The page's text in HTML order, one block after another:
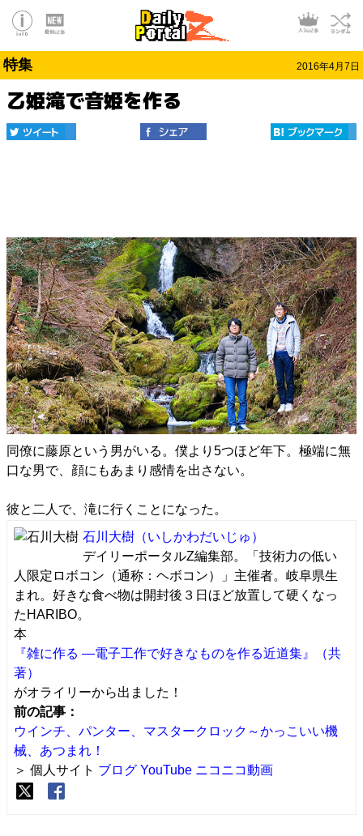
特集 2016年4月7日
乙姫滝で音姫を作る
同僚に藤原という男がいる。僕より5つほど年下。極端に無
口な男で、顔にもあまり感情を出さない。
彼と二人で、滝に行くことになった。
石川大樹 （いしかわだいじゅ）
デイリーポータルZ編集部。「技術力の低い
人限定ロボコン（通称：ヘボコン）」主催者。岐阜県生
まれ。好きな食べ物は開封後３日ほど放置して硬くなっ
たHARIBO。
本
『雑に作る ―電子工作で好きなものを作る近道集』（共
著）
がオライリーから出ました！
前の記事：
ウインチ、パンター、マスタークロック～かっこいい機
械、あつまれ！
＞ 個人サイト ブログ YouTube ニコニコ動画